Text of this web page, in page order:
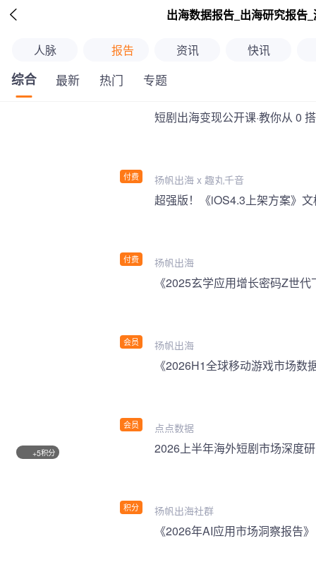
 出海数据报告_出海研究报告
人脉 报告 资讯 快讯
综合 最新 热门 专题
付费
短剧出海变现公开课·教你从 0
扬帆出海 x 趣丸千音
付费 扬帆出海
会员
《2025玄学应用增长密码Z世
扬帆出海
会员
《2026H1全球移动游戏市场数
点点数据
+5积分
积分
2026上半年海外短剧市场深度
扬帆出海社群
《2026年AI应用市场洞察报告》